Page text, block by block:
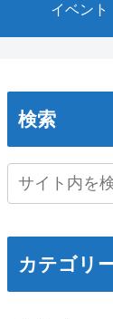
イベント
検索
カテゴリ